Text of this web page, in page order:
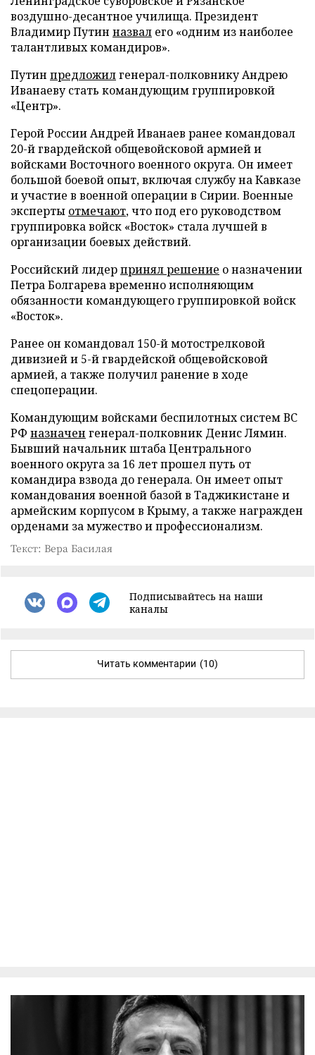
воздушно-десантное училища. Президент
Владимир Путин назвал его «одним из наиболее
талантливых командиров».
Путин предложилгенерал-полковнику Андрею
Иванаеву стать командующим группировкой
«Центр».
Герой России Андрей Иванаев ранее командовал
20-й гвардейской общевойсковой армией и
войсками Восточного военного округа. Он имеет
большой боевой опыт, включая службу на Кавказе
и участие в военной операции в Сирии. Военные
эксперты отмечают, что под его руководством
группировка войск «Восток» стала лучшей в
организации боевых действий.
Российский лидерпринял решение о назначении
Петра Болгарева временно исполняющим
обязанности командующего группировкой войск
«Восток».
Ранее он командовал 150-й мотострелковой
дивизией и 5-й гвардейской общевойсковой
армией, а также получил ранение в ходе
спецоперации.
Командующим войсками беспилотных систем ВС
РФ назначен генерал-полковник Денис Лямин.
Бывший начальник штаба Центрального
военного округа за 16 лет прошел путь от
командира взвода до генерала. Он имеет опыт
командования военной базой в Таджикистане и
армейским корпусом в Крыму, а также награжден
орденами за мужество и профессионализм.
Текст: Вера Басилая
Подписывайтесь на наши
каналы
Читать комментарии (10)